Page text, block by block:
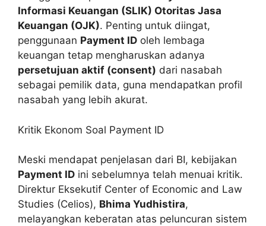
Informasi Keuangan (SLIK) Otoritas Jasa
Keuangan (OJK). Penting untuk diingat,
penggunaan Payment ID oleh lembaga
keuangan tetap mengharuskan adanya
persetujuan aktif (consent) dari nasabah
sebagai pemilik data, guna mendapatkan profil
nasabah yang lebih akurat.
Kritik Ekonom Soal Payment ID
Meski mendapat penjelasan dari BI, kebijakan
Payment ID ini sebelumnya telah menuai kritik.
Direktur Eksekutif Center of Economic and Law
Studies (Celios), Bhima Yudhistira,
melayangkan keberatan atas peluncuran sistem